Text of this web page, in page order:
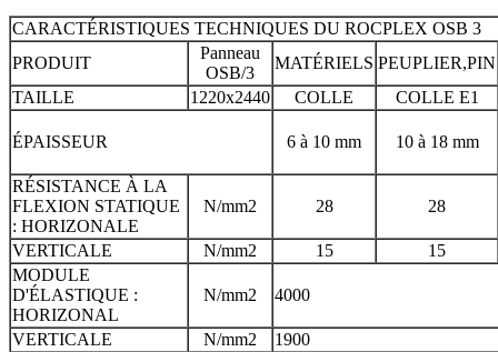
CARACTÉRISTIQUES TECHNIQUES DU ROCPLEX OSB 3
PRODUIT
Panneau
OSB/3
MATÉRIELS PEUPLIER,PIN
TAILLE
1220x2440 COLLE COLLE E1
ÉPAISSEUR 6 à 10 mm 10 à 18 mm
RÉSISTANCE À LA
FLEXION STATIQUE
: HORIZONALE
N/mm2 28 28
VERTICALE N/mm2 15
15
MODULE
D'ÉLASTIQUE :
HORIZONAL
N/mm2 4000
VERTICALE N/mm2
1900